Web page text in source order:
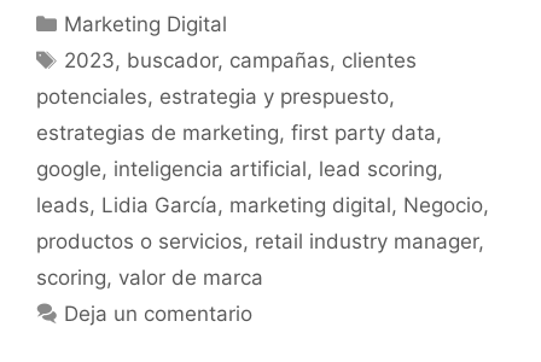
Marketing Digital
2023, buscador, campañas, clientes
potenciales, estrategia y prespuesto,
estrategias de marketing, first party data,
google, inteligencia artificial, lead scoring,
leads, Lidia García, marketing digital, Negocio,
productos o servicios, retail industry manager,
scoring, valor de marca
Deja un comentario